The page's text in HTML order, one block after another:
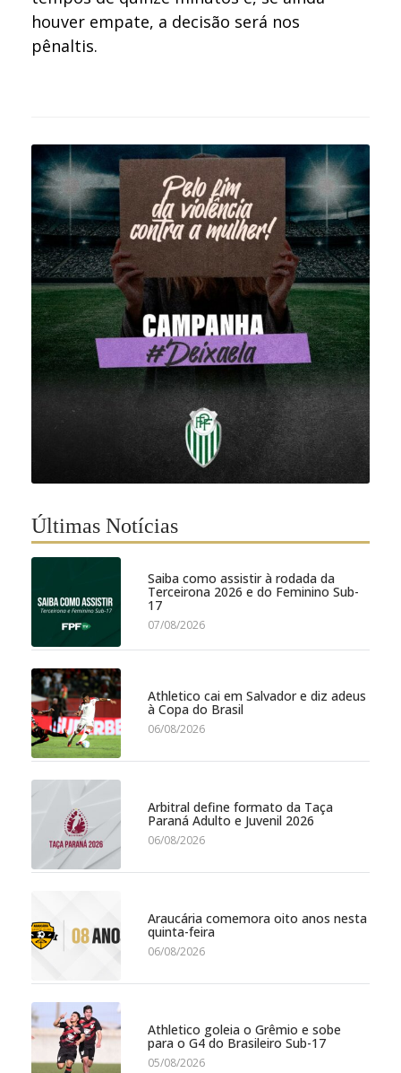
houver empate, a decisão será nos
pênaltis.
Últimas Notícias
Saiba como assistir à rodada da
Terceirona 2026 e do Feminino Sub-
17
07/08/2026
Athletico cai em Salvador e diz adeus
à Copa do Brasil
06/08/2026
Arbitral define formato da Taça
Paraná Adulto e Juvenil 2026
06/08/2026
Araucária comemora oito anos nesta
quinta-feira
06/08/2026
Athletico goleia o Grêmio e sobe
para o G4 do Brasileiro Sub-17
05/08/2026